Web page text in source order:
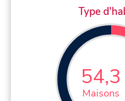
Type
Maisons